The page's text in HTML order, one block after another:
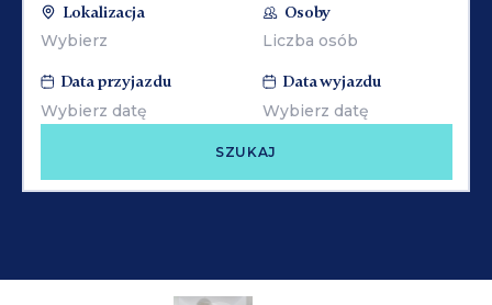
Lokalizacja Osoby
Data przyjazdu Data wyjazdu
SZUKAJ